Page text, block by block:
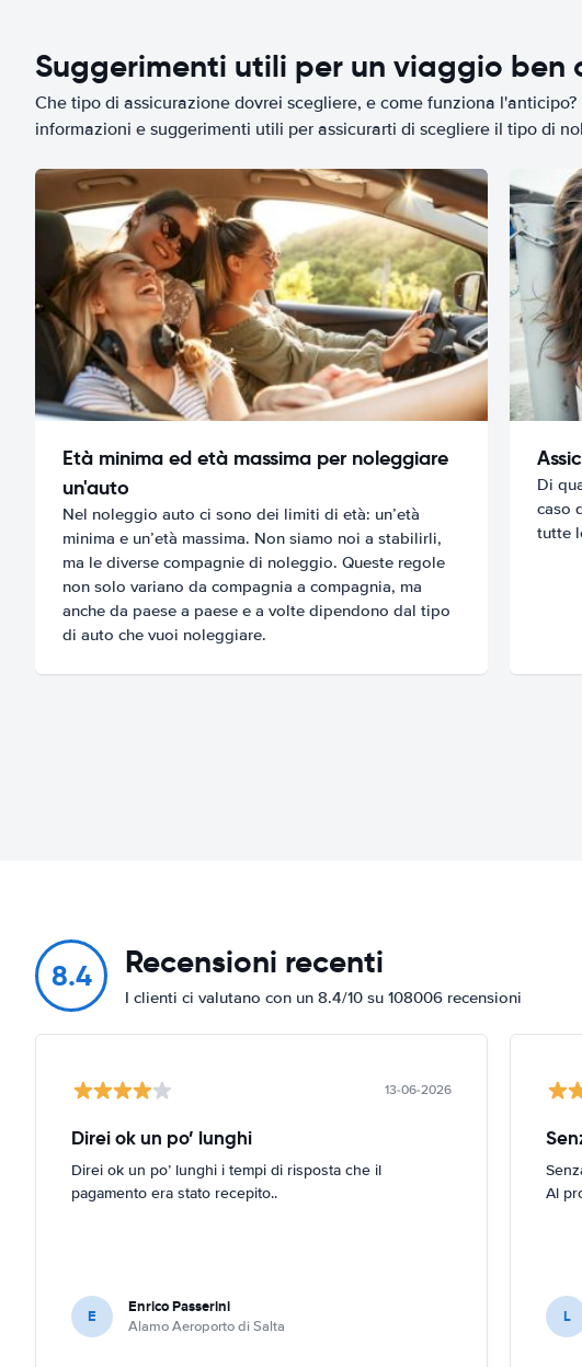
Suggerimenti utili per un viaggio ben
Che tipo di assicurazione dovrei scegliere, e come funziona
informazioni e suggerimenti utili per assicurarti di scegliere il tipo di
Età minima ed età massima per noleggiare
un'auto
Nel noleggio auto ci sono dei limiti di età: un’età
minima e un’età massima. Non siamo noi a stabilirli,
ma le diverse compagnie di noleggio. Queste regole
non solo variano da compagnia a compagnia, ma
anche da paese a paese e a volte dipendono dal tipo
di auto che vuoi noleggiare.
Di
caso
tutte
8.4 Recensioni recenti
I clienti ci valutano con un 8.4/10 su 108006 recensioni
13-06-2026
Direi ok un po’ lunghi
Direi ok un po’ lunghi i tempi di risposta che il
pagamento era stato recepito..
E Enrico Passerini
Alamo Aeroporto di Salta
Al
L